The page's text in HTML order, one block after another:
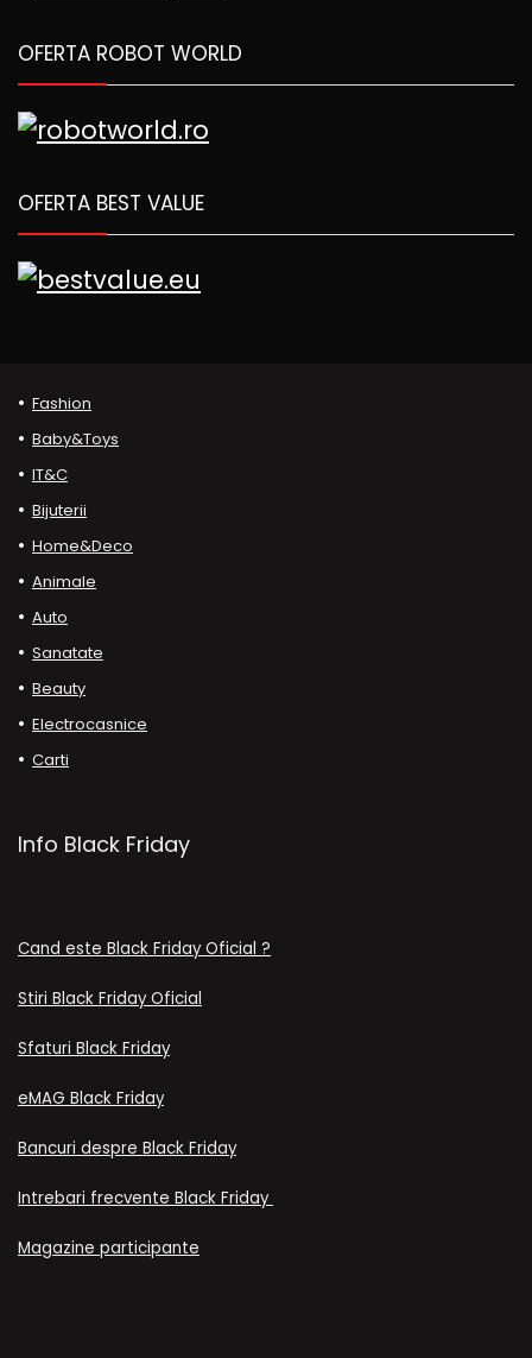
OFERTA ROBOT WORLD
OFERTA BEST VALUE
Fashion
Baby&Toys
IT&C
Bijuterii
Home&Deco
Animale
Auto
Sanatate
Beauty
Electrocasnice
Carti
Info Black Friday
Cand este Black Friday Oficial ?
Stiri Black Friday Oficial
Sfaturi Black Friday
eMAG Black Friday
Bancuri despre Black Friday
Intrebari frecvente Black Friday
Magazine participante